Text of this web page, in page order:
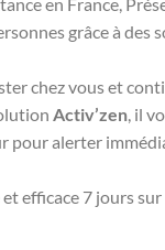
grâce à
chez vous et
Activ’zen, il
alerter
et efficace 7 jours